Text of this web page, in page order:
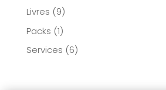
Livres (9)
Packs (1)
Services (6)